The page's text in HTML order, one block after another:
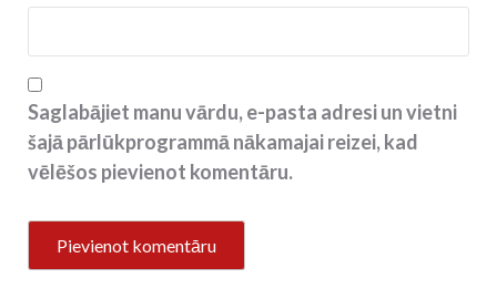
Saglabājiet manu vārdu, e-pasta adresi un vietni
šajā pārlūkprogrammā nākamajai reizei, kad
vēlēšos pievienot komentāru.